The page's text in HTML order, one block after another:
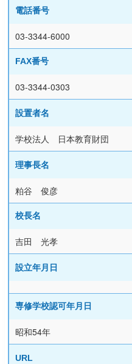
電話番号
03-3344-6000
FAX番号
03-3344-0303
設置者名
学校法人 日本教育財団
理事長名
粕谷 俊彦
校長名
吉田 光孝
設立年月日
専修学校認可年月日
昭和54年
URL